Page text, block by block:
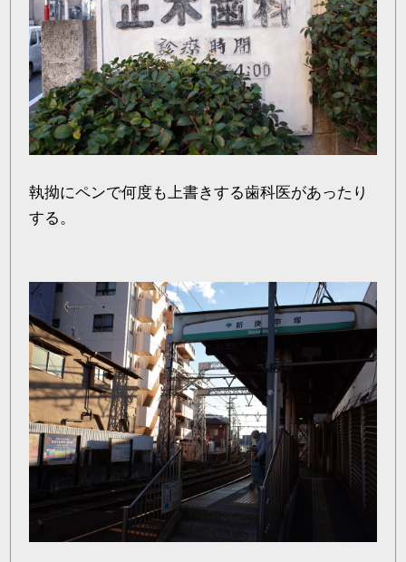
執拗にペンで何度も上書きする歯科医があったり
する。